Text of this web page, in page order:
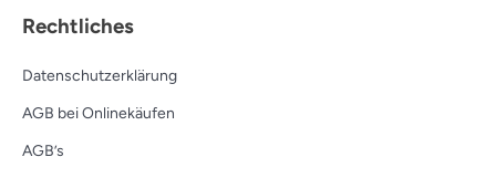
Rechtliches
Datenschutzerklärung
AGB bei Onlinekäufen
AGB’s